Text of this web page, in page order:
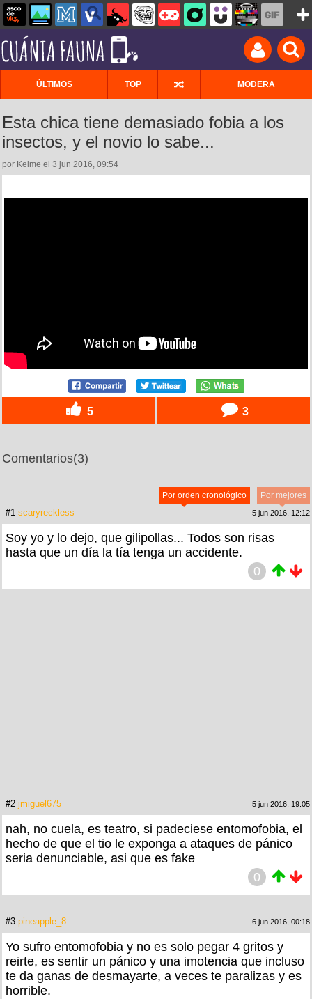
ÚLTIMOS TOP MODERA
Esta chica tiene demasiado fobia a los
insectos, y el novio lo sabe...
por Kelme el 3 jun 2016, 09:54
5 3
Comentarios(3)
Por mejores
Por orden cronológico
#1 scaryreckless 5 jun 2016, 12:12
Soy yo y lo dejo, que gilipollas... Todos son risas
hasta que un día la tía tenga un accidente.
0
#2 jmiguel675 5 jun 2016, 19:05
nah, no cuela, es teatro, si padeciese entomofobia, el
hecho de que el tio le exponga a ataques de pánico
seria denunciable, asi que es fake
0
#3 pineapple_8 6 jun 2016, 00:18
Yo sufro entomofobia y no es solo pegar 4 gritos y
reirte, es sentir un pánico y una imotencia que incluso
te da ganas de desmayarte, a veces te paralizas y es
horrible.